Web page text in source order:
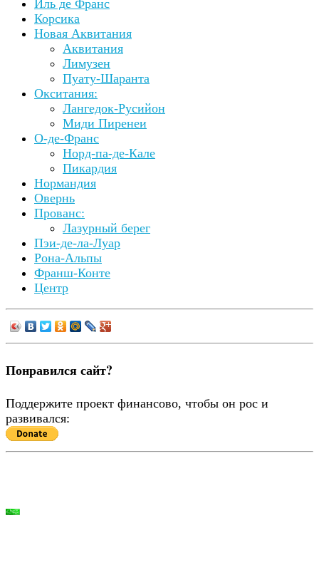
Иль де Франс
Корсика
Новая Аквитания
Аквитания
Лимузен
Пуату-Шаранта
Окситания:
Лангедок-Русийон
Миди Пиренеи
О-де-Франс
Норд-па-де-Кале
Пикардия
Нормандия
Овернь
Прованс:
Лазурный берег
Пэи-де-ла-Луар
Рона-Альпы
Франш-Конте
Центр
Понравился сайт?
Поддержите проект финансово, чтобы он рос и
развивался: